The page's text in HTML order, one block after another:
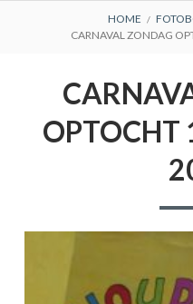
HOME
CARNAVAL ZONDAG
OPTOCHT